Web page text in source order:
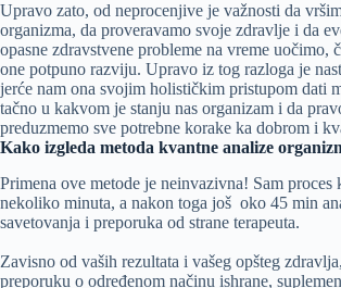
Upravo zato, od neprocenjive je važnosti da
organizma, da proveravamo svoje zdravlje i da
opasne zdravstvene probleme na vreme uočimo,
one potpuno razviju. Upravo iz tog razloga je
jerće nam ona svojim holističkim pristupom dati
tačno u kakvom je stanju nas organizam i da
preduzmemo sve potrebne korake ka dobrom i
Kako izgleda metoda kvantne analize
Primena ove metode je neinvazivna! Sam proces
nekoliko minuta, a nakon toga još oko 45 min
savetovanja i preporuka od strane terapeuta.
Zavisno od vaših rezultata i vašeg opšteg
preporuku o određenom načinu ishrane,